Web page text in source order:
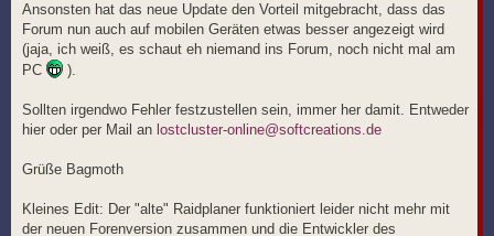
Ansonsten hat das neue Update den Vorteil mitgebracht, dass das
Forum nun auch auf mobilen Geräten etwas besser angezeigt wird
(jaja, ich weiß, es schaut eh niemand ins Forum, noch nicht mal am
PC
).
Sollten irgendwo Fehler festzustellen sein, immer her damit. Entweder
hier oder per Mail an lostcluster-online@softcreations.de
Grüße Bagmoth
Kleines Edit: Der "alte" Raidplaner funktioniert leider nicht mehr mit
der neuen Forenversion zusammen und die Entwickler des